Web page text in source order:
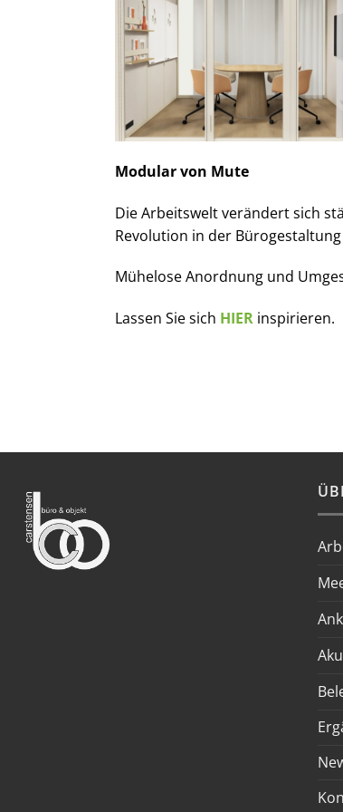
Modular von Mute
Die Arbeitswelt verändert sich
Revolution in der
Mühelose Anordnung und
Lassen Sie sich HIER inspirieren.